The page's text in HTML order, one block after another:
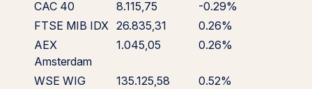
CAC 40
8.115,75
-0.29%
FTSE MIB IDX 26.835,31
0.26%
AEX
Amsterdam
1.045,05 0.26%
WSE WIG 135.125,58
0.52%